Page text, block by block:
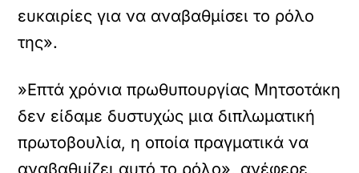
ευκαιρίες για να αναβαθμίσει το ρόλο
της».
»Επτά χρόνια πρωθυπουργίας Μητσοτάκη
δεν είδαμε δυστυχώς μια διπλωματική
πρωτοβουλία, η οποία πραγματικά να
αναβαθμίζει αυτό το ρόλο», ανέφερε,